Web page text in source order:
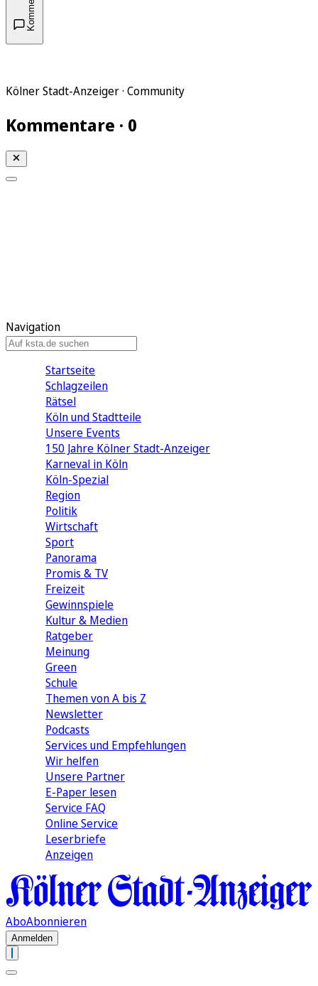
Kölner Stadt-Anzeiger · Community
Kommentare · 0
Navigation
Startseite
Schlagzeilen
Rätsel
Köln und Stadtteile
Unsere Events
150 Jahre Kölner Stadt-Anzeiger
Karneval in Köln
Köln-Spezial
Region
Politik
Wirtschaft
Sport
Panorama
Promis & TV
Freizeit
Gewinnspiele
Kultur & Medien
Ratgeber
Meinung
Green
Schule
Themen von A bis Z
Newsletter
Podcasts
Services und Empfehlungen
Wir helfen
Unsere Partner
E-Paper lesen
Service FAQ
Online Service
Leserbriefe
Anzeigen
AboAbonnieren
Anmelden